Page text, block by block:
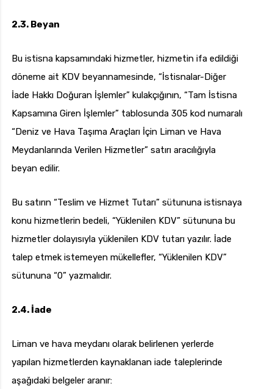
2.3. Beyan
Bu istisna kapsamındaki hizmetler, hizmetin ifa edildiği
döneme ait KDV beyannamesinde, “İstisnalar-Diğer
İade Hakkı Doğuran İşlemler” kulakçığının, “Tam İstisna
Kapsamına Giren İşlemler” tablosunda 305 kod numaralı
“Deniz ve Hava Taşıma Araçları İçin Liman ve Hava
Meydanlarında Verilen Hizmetler” satırı aracılığıyla
beyan edilir.
Bu satırın “Teslim ve Hizmet Tutarı” sütununa istisnaya
konu hizmetlerin bedeli, “Yüklenilen KDV” sütununa bu
hizmetler dolayısıyla yüklenilen KDV tutarı yazılır. İade
talep etmek istemeyen mükellefler, “Yüklenilen KDV”
sütununa “0” yazmalıdır.
2.4. İade
Liman ve hava meydanı olarak belirlenen yerlerde
yapılan hizmetlerden kaynaklanan iade taleplerinde
aşağıdaki belgeler aranır: